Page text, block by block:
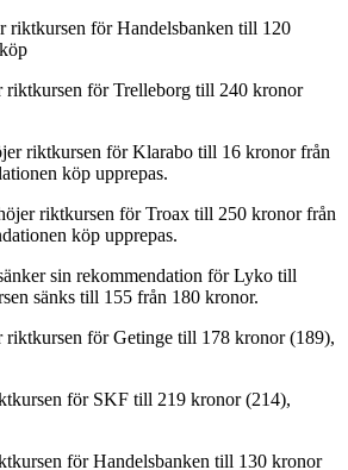
riktkursen för Handelsbanken till 120
riktkursen för Trelleborg till 240 kronor
riktkursen för Klarabo till 16 kronor från
köp upprepas.
riktkursen för Troax till 250 kronor från
köp upprepas.
sin rekommendation för Lyko till
sänks till 155 från 180 kronor.
riktkursen för Getinge till 178 kronor (189),
för SKF till 219 kronor (214),
för Handelsbanken till 130 kronor